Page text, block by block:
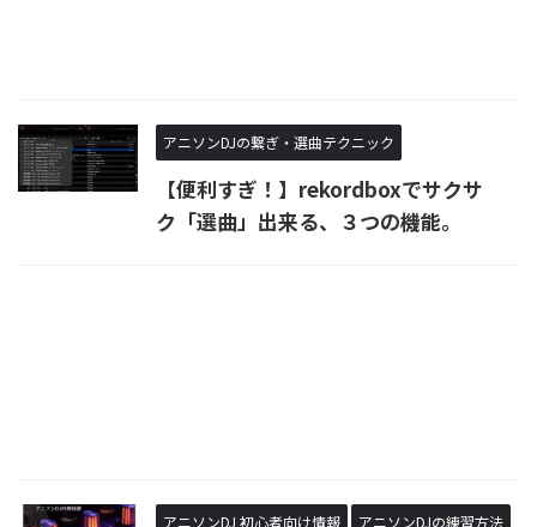
アニソンDJの繋ぎ・選曲テクニック
【便利すぎ！】rekordboxでサクサ
ク「選曲」出来る、３つの機能。
アニソンDJ 初心者向け情報 アニソンDJの練習方法